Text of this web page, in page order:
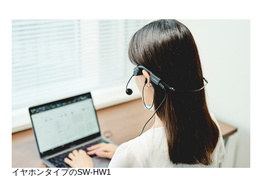
イヤホンタイプのSW-HW1